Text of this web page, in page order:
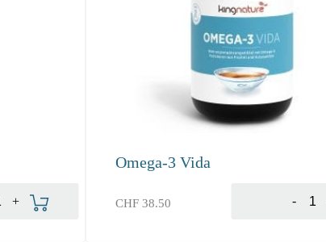
+
Omega-3 Vida
CHF 38.50 -
Produkt bestellen